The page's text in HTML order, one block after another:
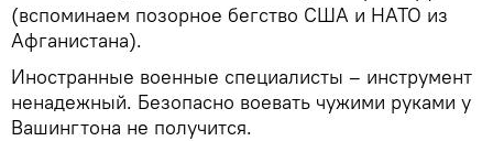
(вспоминаем позорное бегство США и НАТО из
Афганистана).
Иностранные военные специалисты – инструмент
ненадежный. Безопасно воевать чужими руками у
Вашингтона не получится.